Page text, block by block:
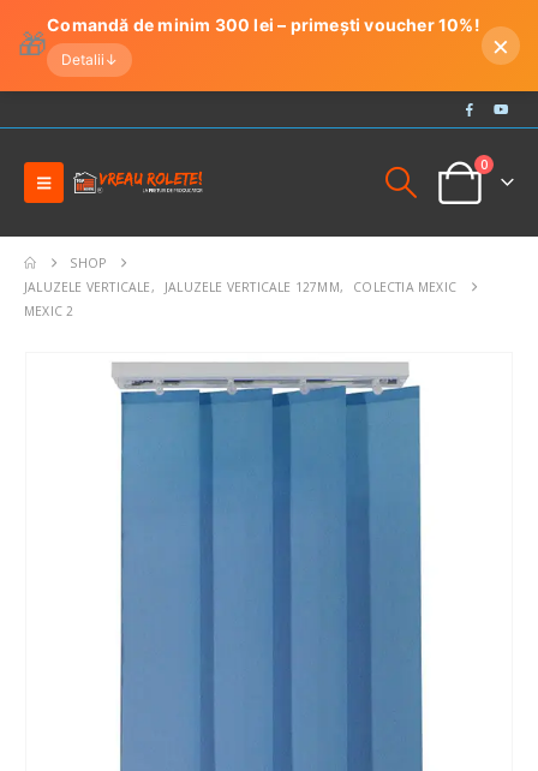
🎁
Comandă de minim 300 lei – primești voucher 10%!
Detalii ↓ ×
0
SHOP
JALUZELE VERTICALE, JALUZELE VERTICALE 127MM,
COLECTIA MEXIC
MEXIC 2